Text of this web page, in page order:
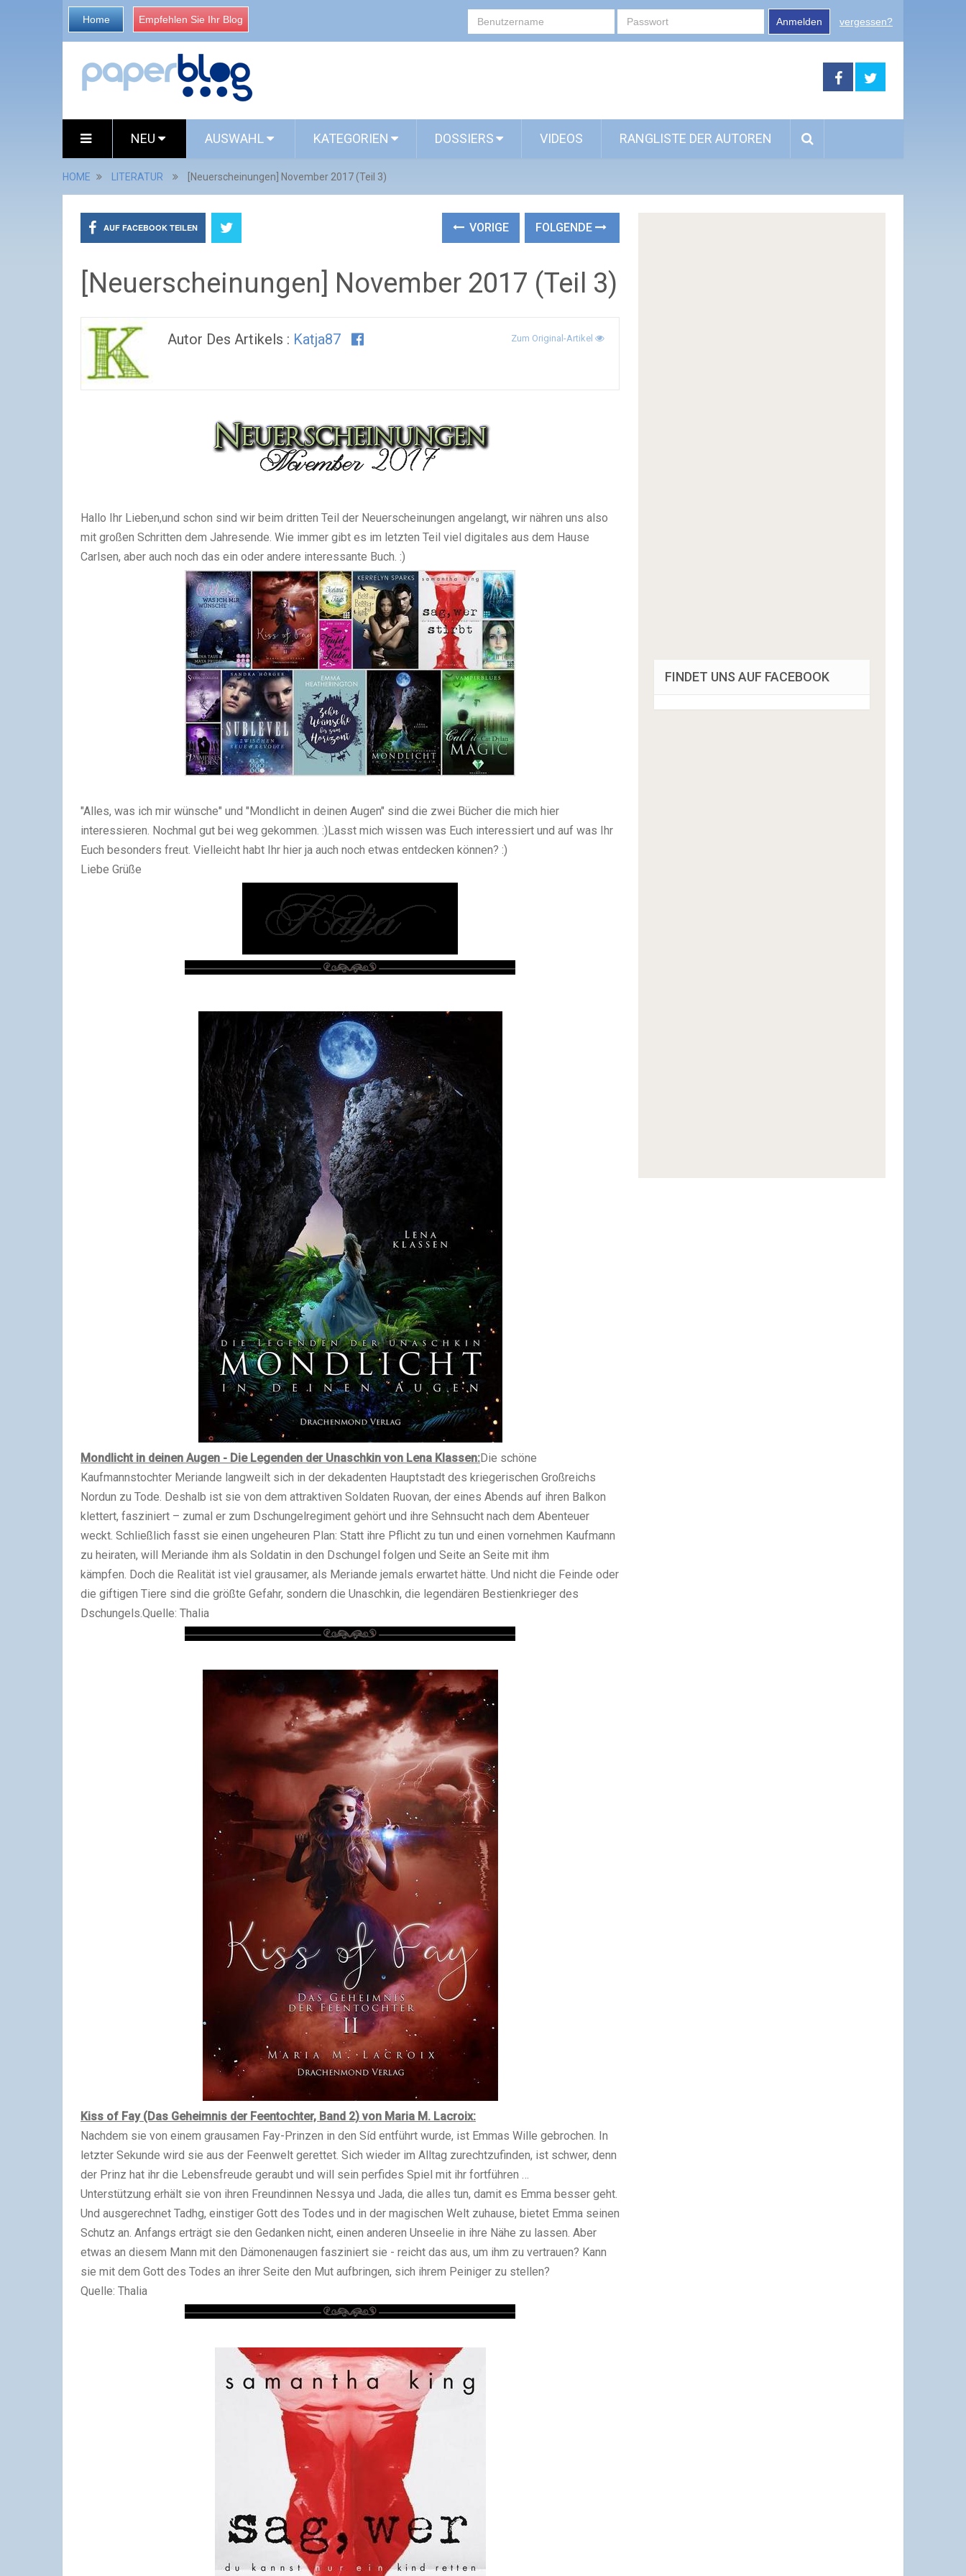
Home Empfehlen Sie Ihr Blog Anmelden vergessen?
NEU AUSWAHL KATEGORIEN DOSSIERS VIDEOS RANGLISTE DER AUTOREN
HOME LITERATUR [Neuerscheinungen] November 2017 (Teil 3)
AUF FACEBOOK TEILEN VORIGE FOLGENDE
[Neuerscheinungen] November 2017 (Teil 3)
Autor Des Artikels : Katja87 Zum Original-Artikel
Hallo Ihr Lieben,und schon sind wir beim dritten Teil der Neuerscheinungen angelangt, wir nähren uns also
mit großen Schritten dem Jahresende. Wie immer gibt es im letzten Teil viel digitales aus dem Hause
Carlsen, aber auch noch das ein oder andere interessante Buch. :)
"Alles, was ich mir wünsche" und "Mondlicht in deinen Augen" sind die zwei Bücher die mich hier
interessieren. Nochmal gut bei weg gekommen. :)Lasst mich wissen was Euch interessiert und auf was Ihr
Euch besonders freut. Vielleicht habt Ihr hier ja auch noch etwas entdecken können? :)
Liebe Grüße
Mondlicht in deinen Augen - Die Legenden der Unaschkin von Lena Klassen:Die schöne
Kaufmannstochter Meriande langweilt sich in der dekadenten Hauptstadt des kriegerischen Großreichs
Nordun zu Tode. Deshalb ist sie von dem attraktiven Soldaten Ruovan, der eines Abends auf ihren Balkon
klettert, fasziniert – zumal er zum Dschungelregiment gehört und ihre Sehnsucht nach dem Abenteuer
weckt. Schließlich fasst sie einen ungeheuren Plan: Statt ihre Pflicht zu tun und einen vornehmen Kaufmann
zu heiraten, will Meriande ihm als Soldatin in den Dschungel folgen und Seite an Seite mit ihm
kämpfen. Doch die Realität ist viel grausamer, als Meriande jemals erwartet hätte. Und nicht die Feinde oder
die giftigen Tiere sind die größte Gefahr, sondern die Unaschkin, die legendären Bestienkrieger des
Dschungels.Quelle: Thalia
Kiss of Fay (Das Geheimnis der Feentochter, Band 2) von Maria M. Lacroix:
Nachdem sie von einem grausamen Fay-Prinzen in den Síd entführt wurde, ist Emmas Wille gebrochen. In
letzter Sekunde wird sie aus der Feenwelt gerettet. Sich wieder im Alltag zurechtzufinden, ist schwer, denn
der Prinz hat ihr die Lebensfreude geraubt und will sein perfides Spiel mit ihr fortführen …
Unterstützung erhält sie von ihren Freundinnen Nessya und Jada, die alles tun, damit es Emma besser geht.
Und ausgerechnet Tadhg, einstiger Gott des Todes und in der magischen Welt zuhause, bietet Emma seinen
Schutz an. Anfangs erträgt sie den Gedanken nicht, einen anderen Unseelie in ihre Nähe zu lassen. Aber
etwas an diesem Mann mit den Dämonenaugen fasziniert sie - reicht das aus, um ihm zu vertrauen? Kann
sie mit dem Gott des Todes an ihrer Seite den Mut aufbringen, sich ihrem Peiniger zu stellen?
Quelle: Thalia
FINDET UNS AUF FACEBOOK